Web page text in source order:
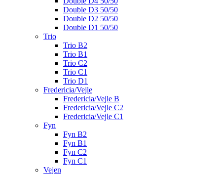
Double D3 50/50
Double D2 50/50
Double D1 50/50
Trio
Trio B2
Trio B1
Trio C2
Trio C1
Trio D1
Fredericia/Vejle
Fredericia/Vejle B
Fredericia/Vejle C2
Fredericia/Vejle C1
Fyn
Fyn B2
Fyn B1
Fyn C2
Fyn C1
Vejen